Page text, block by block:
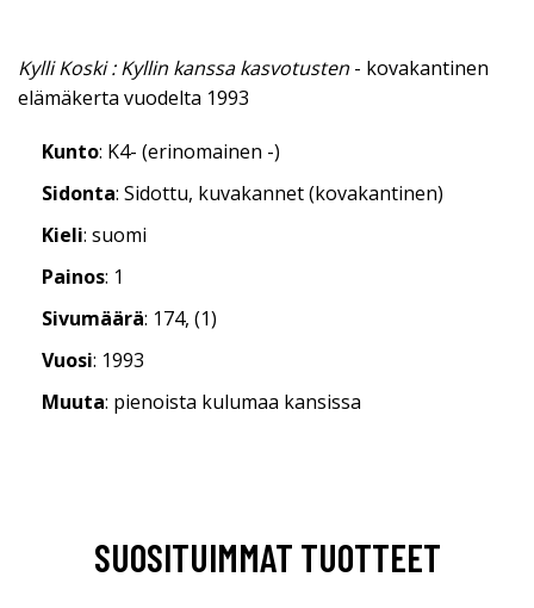
Kylli Koski : Kyllin kanssa kasvotusten - kovakantinen
elämäkerta vuodelta 1993
Kunto: K4- (erinomainen -)
Sidonta: Sidottu, kuvakannet (kovakantinen)
Kieli: suomi
Painos: 1
Sivumäärä: 174, (1)
Vuosi: 1993
Muuta: pienoista kulumaa kansissa
SUOSITUIMMAT TUOTTEET